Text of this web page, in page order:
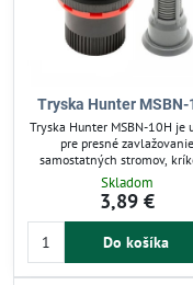
Tryska Hunter MSBN-
Tryska Hunter MSBN-10H je
pre presné zavlažovanie
samostatných stromov,
črepníkov. Má pevný uhol
180° a dosah do 0,46 m s
prietokom 3,8 l/min.
tlakovej kompenzácii a
zabezpečuje rovnomerné
Jednoduchá inštalácia na
Skladom
3,89 €
Do košíka